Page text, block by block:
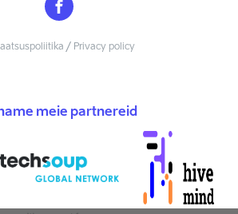
/ Privacy policy
meie partnereid